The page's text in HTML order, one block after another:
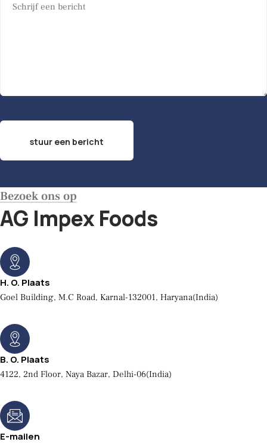
Bezoek ons ​​op
AG Impex Foods
H. O. Plaats
Goel Building, M.C Road, Karnal-132001, Haryana(India)
B. O. Plaats
4122, 2nd Floor, Naya Bazar, Delhi-06(India)
E-mailen